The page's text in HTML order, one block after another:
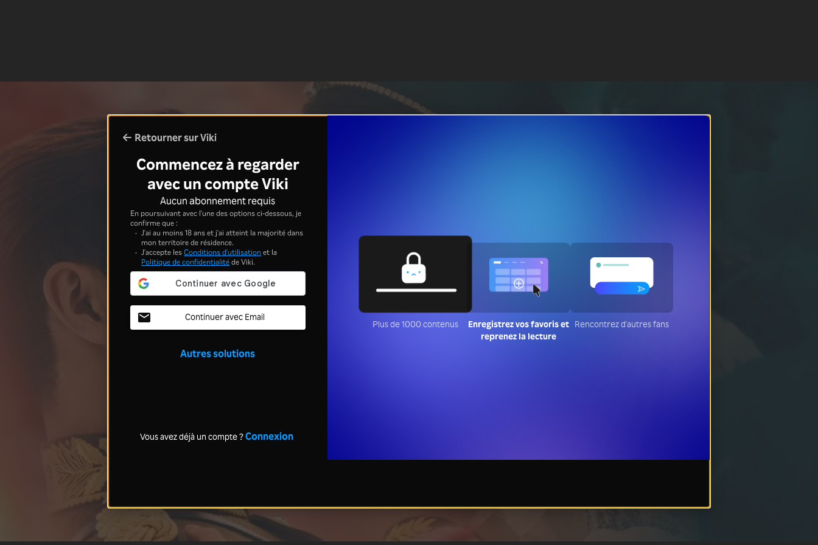
Retourner sur Viki
Commencez à regarder
avec un compte Viki
Aucun abonnement requis
En poursuivant avec l'une des options ci-dessous, je
confirme que :
J'ai au moins 18 ans et j'ai atteint la majorité dans
mon territoire de résidence.
J'accepte lesConditions d'utilisationet la
Politique de confidentialitéde Viki.
Continuer avec Email
Autres solutions
Vous avez déjà un compte ?Connexion
Plus de 1000 contenus
Enregistrez vos favoris et
reprenez la lecture
Rencontrez d'autres fans